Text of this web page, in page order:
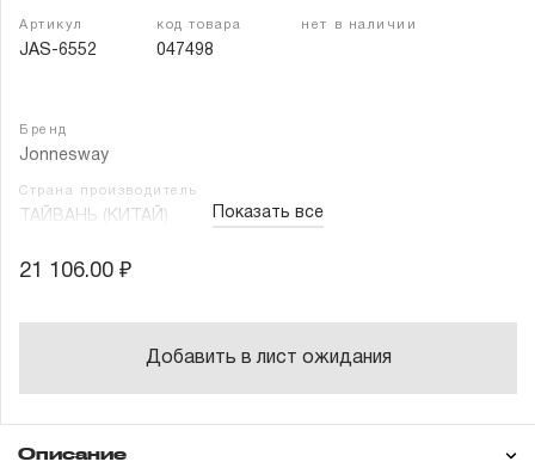
Артикул
JAS-6552
код товара
047498
нет в наличии
Бренд
Jonnesway
Страна производитель
ТАЙВАНЬ (КИТАЙ) Показать все
21 106.00 ₽
Добавить в лист ожидания
Описание